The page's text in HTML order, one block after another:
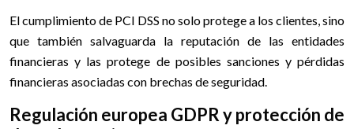
El cumplimiento de PCI DSS no solo protege a los clientes, sino
que también salvaguarda la reputación de las entidades
financieras y las protege de posibles sanciones y pérdidas
financieras asociadas con brechas de seguridad.
Regulación europea GDPR y protección de